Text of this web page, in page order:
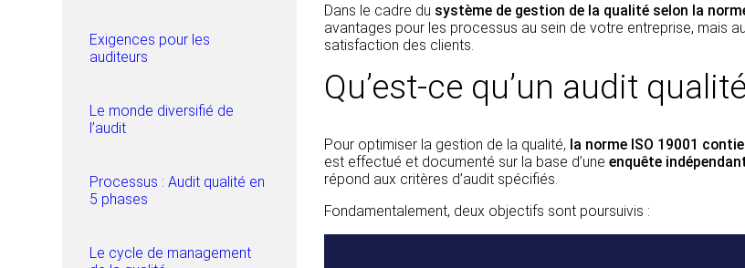
Exigences pour les
auditeurs
Le monde diversifié de
l’audit
Processus : Audit qualité en
5 phases
Le cycle de management
Dans le cadre du système de gestion de la qualité selon la
avantages pour les processus au sein de votre entreprise, mais
satisfaction des clients.
Qu’est-ce qu’un audit
Pour optimiser la gestion de la qualité, la norme ISO 19001
est effectué et documenté sur la base d’une enquête
répond aux critères d’audit spécifiés.
Fondamentalement, deux objectifs sont poursuivis :